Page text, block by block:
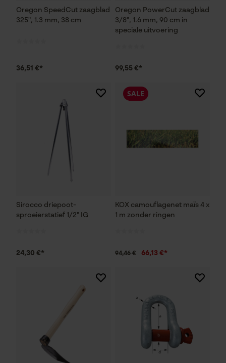
Oregon SpeedCut zaagblad
325", 1.3 mm, 38 cm
36,51 €*
Oregon PowerCut zaagblad
3/8", 1.6 mm, 90 cm in
speciale uitvoering
99,55 €*
Sirocco driepoot-
sproeierstatief 1/2" IG
24,30 €*
KOX camouflagenet maïs 4 x
1 m zonder ringen
SALE
94,46 € 66,13 €*